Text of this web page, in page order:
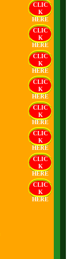
CLIC
K
HERE
CLIC
K
HERE
CLIC
K
HERE
CLIC
K
HERE
CLIC
K
HERE
CLIC
K
HERE
CLIC
K
HERE
CLIC
K
HERE